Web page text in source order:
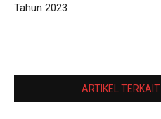
Tahun 2023
ARTIKEL TERKAIT